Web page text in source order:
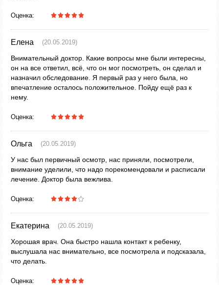
Оценка:
Елена (20.05.2019)
Внимательный доктор. Какие вопросы мне были интересны,
он на все ответил, всё, что он мог посмотреть, он сделал и
назначил обследование. Я первый раз у него была, но
впечатление осталось положительное. Пойду ещё раз к
нему.
Оценка:
Ольга (20.05.2019)
У нас был первичный осмотр, нас приняли, посмотрели,
внимание уделили, что надо порекомендовали и расписали
лечение. Доктор была вежлива.
Оценка:
Екатерина (20.05.2019)
Хорошая врач. Она быстро нашла контакт к ребенку,
выслушала нас внимательно, все посмотрела и подсказала,
что делать.
Оценка: